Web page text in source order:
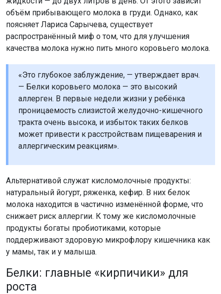
объём прибывающего молока в груди. Однако, как
поясняет Лариса Сарычева, существует
распространённый миф о том, что для улучшения
качества молока нужно пить много коровьего молока.
«Это глубокое заблуждение, — утверждает врач.
— Белки коровьего молока — это высокий
аллерген. В первые недели жизни у ребёнка
проницаемость слизистой желудочно-кишечного
тракта очень высока, и избыток таких белков
может привести к расстройствам пищеварения и
аллергическим реакциям».
Альтернативой служат кисломолочные продукты:
натуральный йогурт, ряженка, кефир. В них белок
молока находится в частично изменённой форме, что
снижает риск аллергии. К тому же кисломолочные
продукты богаты пробиотиками, которые
поддерживают здоровую микрофлору кишечника как
у мамы, так и у малыша.
Белки: главные «кирпичики» для
роста